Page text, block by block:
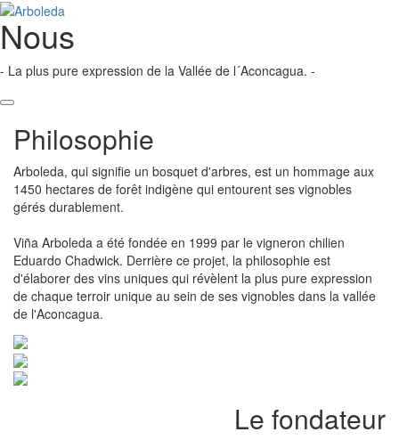
Nous
- La plus pure expression de la Vallée de l´Aconcagua. -
Philosophie
Arboleda, qui signifie un bosquet d'arbres, est un hommage aux
1450 hectares de forêt indigène qui entourent ses vignobles
gérés durablement.
Viña Arboleda a été fondée en 1999 par le vigneron chilien
Eduardo Chadwick. Derrière ce projet, la philosophie est
d'élaborer des vins uniques qui révèlent la plus pure expression
de chaque terroir unique au sein de ses vignobles dans la vallée
de l'Aconcagua.
Le fondateur